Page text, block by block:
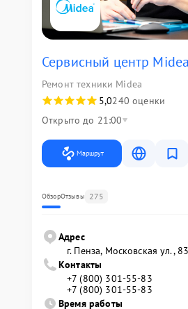
Сервисный центр Midea
Ремонт техники Midea
5,0240 оценки
Открыто до 21:00
Маршрут
ОбзорОтзывы 275
Адрес
г. Пенза, Московская ул., 83
Контакты
+7 (800) 301-55-83
+7 (800) 301-55-83
Время работы